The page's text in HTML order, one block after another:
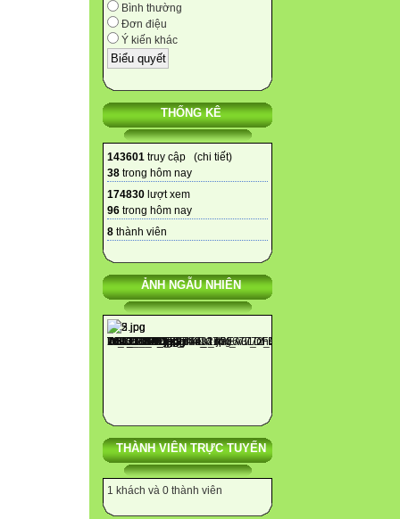
Bình thường
Đơn điệu
Ý kiến khác
THỐNG KÊ
143601 truy cập (chi tiết)
38 trong hôm nay
174830 lượt xem
96 trong hôm nay
8 thành viên
ẢNH NGẪU NHIÊN
THÀNH VIÊN TRỰC TUYẾN
1 khách và 0 thành viên